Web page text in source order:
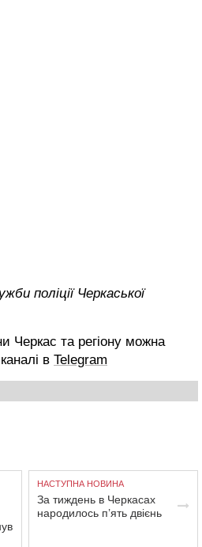
поліції Черкаської
Черкас та регіону можна
в Telegram
НАСТУПНА НОВИНА
За тиждень в Черкасах
народилось п’ять двієнь